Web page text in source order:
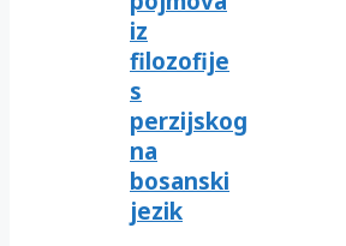
iz
filozofije
s
perzijskog
na
bosanski
jezik